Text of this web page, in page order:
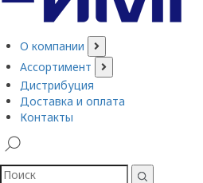
О компании
Ассортимент
Дистрибуция
Доставка и оплата
Контакты